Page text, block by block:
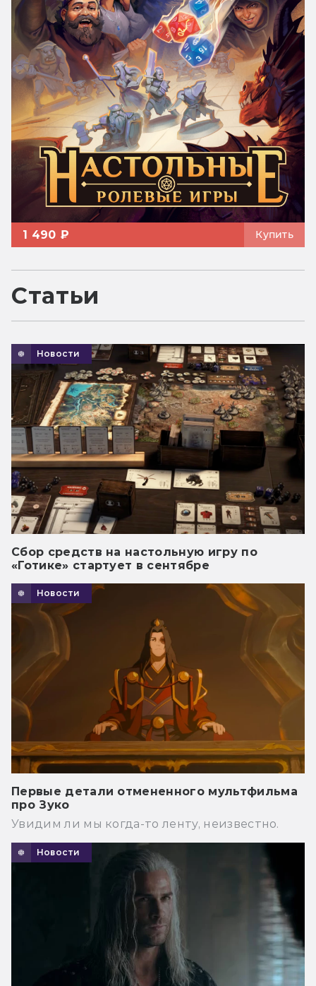
1 490 ₽ Купить
Статьи
Новости
Сбор средств на настольную игру по
«Готике» стартует в сентябре
Новости
Первые детали отмененного мультфильма
про Зуко
Увидим ли мы когда-то ленту, неизвестно.
Новости